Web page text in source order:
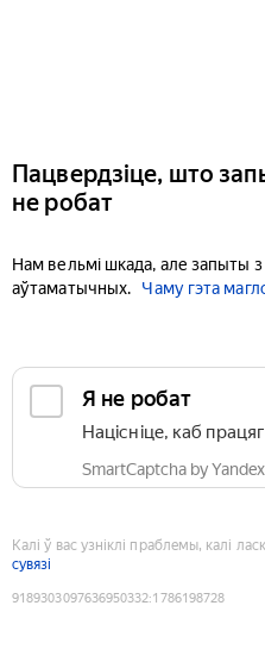
Пацвердзіце, што
не робат
Нам вельмі шкада, але запыты
аўтаматычных.
Чаму гэта
Я не робат
Націсніце, каб
SmartCaptcha by
Калі ў вас узніклі праблемы, калі
сувязі
9189303097636950332:1786198728